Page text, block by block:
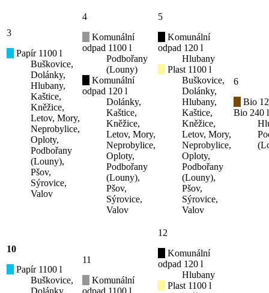
3
Papír 1100 l
Buškovice,
Dolánky,
Hlubany,
Kaštice,
Kněžice,
Letov, Mory,
Neprobylice,
Oploty,
Podbořany
(Louny),
Pšov,
Sýrovice,
Valov
4
Komunální
odpad 1100 l
Podbořany
(Louny)
Komunální
odpad 120 l
Dolánky,
Kaštice,
Kněžice,
Letov, Mory,
Neprobylice,
Oploty,
Podbořany
(Louny),
Pšov,
Sýrovice,
Valov
5
Komunální
odpad 120 l
Hlubany
Plast 1100 l
Buškovice,
Dolánky,
Hlubany,
Kaštice,
Kněžice,
Letov, Mory,
Neprobylice,
Oploty,
Podbořany
(Louny),
Pšov,
Sýrovice,
Valov
6
Bio
Bio 240 l
10
Papír 1100 l
Buškovice,
11
Komunální
12
Komunální
odpad 120 l
Hlubany
Plast 1100 l